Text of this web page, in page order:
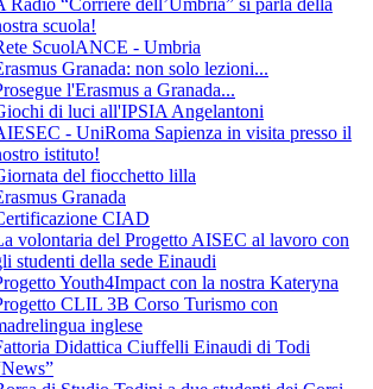
Radio “Corriere dell’Umbria” si parla della
scuola!
ScuolANCE - Umbria
Granada: non solo lezioni...
l'Erasmus a Granada...
di luci all'IPSIA Angelantoni
- UniRoma Sapienza in visita presso il
istituto!
del fiocchetto lilla
Granada
CIAD
volontaria del Progetto AISEC al lavoro con
studenti della sede Einaudi
Youth4Impact con la nostra Kateryna
CLIL 3B Corso Turismo con
inglese
Didattica Ciuffelli Einaudi di Todi